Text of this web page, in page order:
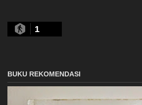
1
BUKU REKOMENDASI